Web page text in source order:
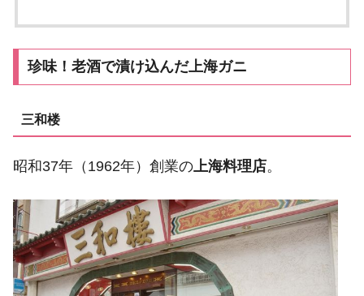
珍味！老酒で漬け込んだ上海ガニ
三和楼
昭和37年（1962年）創業の上海料理店。